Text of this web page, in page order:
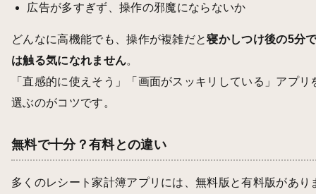
広告が多すぎず、操作の邪魔にならないか
どんなに高機能でも、操作が複雑だと寝かしつけ後の5分
は触る気になれません。
「直感的に使えそう」「画面がスッキリしている」アプリ
選ぶのがコツです。
無料で十分？有料との違い
多くのレシート家計簿アプリには、無料版と有料版があり